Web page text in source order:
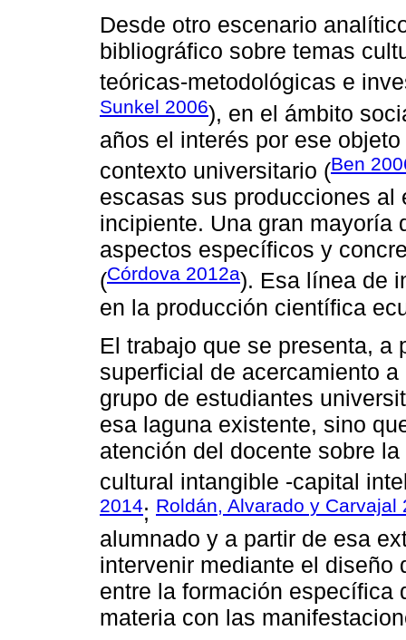
Desde otro escenario
bibliográfico sobre temas
teóricas-metodológicas e
Sunkel 2006), en el ámbito
años el interés por ese
contexto universitario (Ben
escasas sus producciones
incipiente. Una gran mayoría
aspectos específicos y
(Córdova 2012a). Esa línea de
en la producción científica
El trabajo que se presenta, a
superficial de acercamiento
grupo de estudiantes
esa laguna existente, sino
atención del docente sobre
cultural intangible -capital
2014; Roldán, Alvarado y Carvajal
alumnado y a partir de esa
intervenir mediante el
entre la formación específica
materia con las